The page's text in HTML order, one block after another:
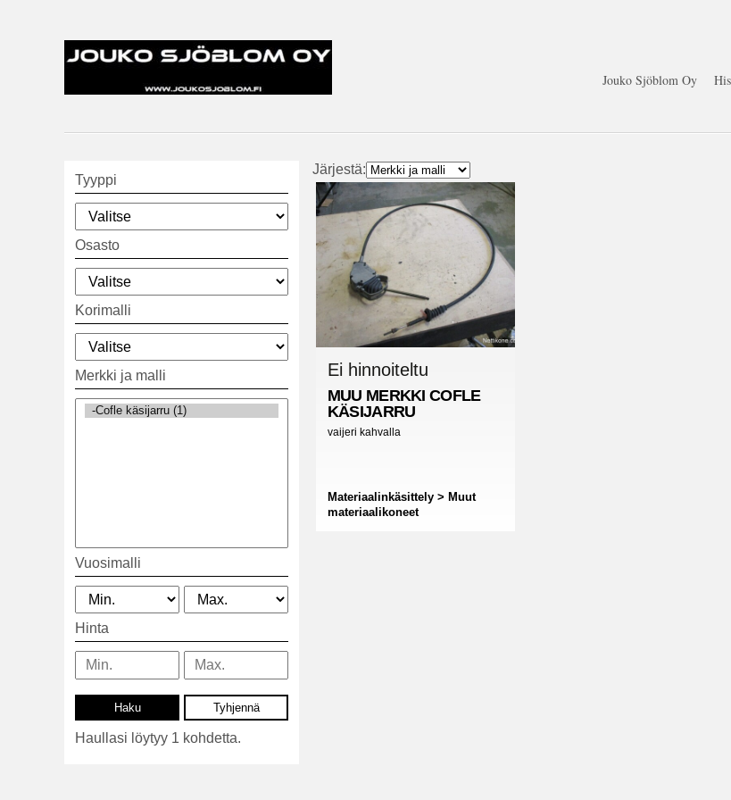
Jouko Sjöblom Oy
Tyyppi
Osasto
Korimalli
Merkki ja malli
Vuosimalli
Hinta
Haullasi löytyy 1 kohdetta.
Järjestä:
Ei hinnoiteltu
MUU MERKKI COFLE
KÄSIJARRU
vaijeri kahvalla
Materiaalinkäsittely > Muut
materiaalikoneet